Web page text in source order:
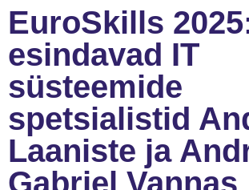
EuroSkills
esindavad IT
süsteemide
spetsialistid
Laaniste ja
Gabriel Vannas